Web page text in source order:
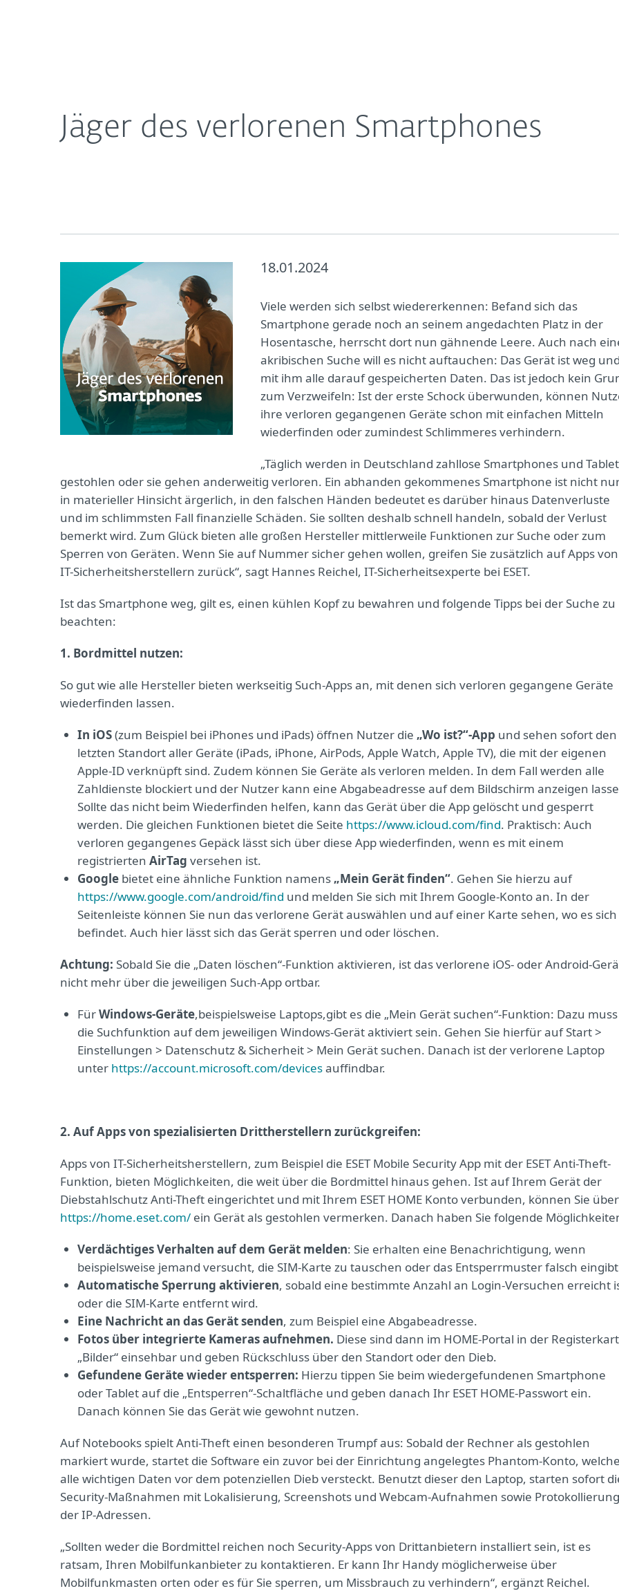
Jäger des verlorenen Smartphones
18.01.2024
Viele werden sich selbst wiedererkennen: Befand sich das
Smartphone gerade noch an seinem angedachten Platz in der
Hosentasche, herrscht dort nun gähnende Leere. Auch nach
akribischen Suche will es nicht auftauchen: Das Gerät ist weg
mit ihm alle darauf gespeicherten Daten. Das ist jedoch kein
zum Verzweifeln: Ist der erste Schock überwunden, können
ihre verloren gegangenen Geräte schon mit einfachen Mitteln
wiederfinden oder zumindest Schlimmeres verhindern.
„Täglich werden in Deutschland zahllose Smartphones und
gestohlen oder sie gehen anderweitig verloren. Ein abhanden gekommenes Smartphone ist nicht
in materieller Hinsicht ärgerlich, in den falschen Händen bedeutet es darüber hinaus Datenverluste
und im schlimmsten Fall finanzielle Schäden. Sie sollten deshalb schnell handeln, sobald der Verlust
bemerkt wird. Zum Glück bieten alle großen Hersteller mittlerweile Funktionen zur Suche oder zum
Sperren von Geräten. Wenn Sie auf Nummer sicher gehen wollen, greifen Sie zusätzlich auf Apps von
IT-Sicherheitsherstellern zurück“, sagt Hannes Reichel, IT-Sicherheitsexperte bei ESET.
Ist das Smartphone weg, gilt es, einen kühlen Kopf zu bewahren und folgende Tipps bei der Suche zu
beachten:
1. Bordmittel nutzen:
So gut wie alle Hersteller bieten werkseitig Such-Apps an, mit denen sich verloren gegangene Geräte
wiederfinden lassen.
In iOS(zum Beispiel bei iPhones und iPads) öffnen Nutzer die „Wo ist?“-App und sehen sofort den
letzten Standort aller Geräte (iPads, iPhone, AirPods, Apple Watch, Apple TV), die mit der eigenen
Apple-ID verknüpft sind. Zudem können Sie Geräte als verloren melden. In dem Fall werden alle
Zahldienste blockiert und der Nutzer kann eine Abgabeadresse auf dem Bildschirm anzeigen
Sollte das nicht beim Wiederfinden helfen, kann das Gerät über die App gelöscht und gesperrt
werden. Die gleichen Funktionen bietet die Seite https://www.icloud.com/find. Praktisch: Auch
verloren gegangenes Gepäck lässt sich über diese App wiederfinden, wenn es mit einem
registrierten AirTag versehen ist.
Google bietet eine ähnliche Funktion namens„Mein Gerät finden“. Gehen Sie hierzu auf
https://www.google.com/android/find und melden Sie sich mit Ihrem Google-Konto an. In der
Seitenleiste können Sie nun das verlorene Gerät auswählen und auf einer Karte sehen, wo es sich
befindet. Auch hier lässt sich das Gerät sperren und oder löschen.
Achtung: Sobald Sie die „Daten löschen“-Funktion aktivieren, ist das verlorene iOS- oder Android-
nicht mehr über die jeweiligen Such-App ortbar.
FürWindows-Geräte,beispielsweise Laptops,gibt es die „Mein Gerät suchen“-Funktion: Dazu muss
die Suchfunktion auf dem jeweiligen Windows-Gerät aktiviert sein. Gehen Sie hierfür auf Start >
Einstellungen > Datenschutz & Sicherheit > Mein Gerät suchen. Danach ist der verlorene Laptop
unter https://account.microsoft.com/devicesauffindbar.
2. Auf Apps von spezialisierten Drittherstellern zurückgreifen:
Apps von IT-Sicherheitsherstellern, zum Beispiel die ESET Mobile Security App mit der ESET Anti-Theft-
Funktion, bieten Möglichkeiten, die weit über die Bordmittel hinaus gehen. Ist auf Ihrem Gerät der
Diebstahlschutz Anti-Theft eingerichtet und mit Ihrem ESET HOME Konto verbunden, können Sie über
https://home.eset.com/ ein Gerät als gestohlen vermerken. Danach haben Sie folgende
Verdächtiges Verhalten auf dem Gerät melden: Sie erhalten eine Benachrichtigung, wenn
beispielsweise jemand versucht, die SIM-Karte zu tauschen oder das Entsperrmuster falsch
Automatische Sperrung aktivieren, sobald eine bestimmte Anzahl an Login-Versuchen erreicht
oder die SIM-Karte entfernt wird.
Eine Nachricht an das Gerät senden, zum Beispiel eine Abgabeadresse.
Fotos über integrierte Kameras aufnehmen. Diese sind dann im HOME-Portal in der
„Bilder“ einsehbar und geben Rückschluss über den Standort oder den Dieb.
Gefundene Geräte wieder entsperren: Hierzu tippen Sie beim wiedergefundenen Smartphone
oder Tablet auf die „Entsperren“-Schaltfläche und geben danach Ihr ESET HOME-Passwort ein.
Danach können Sie das Gerät wie gewohnt nutzen.
Auf Notebooks spielt Anti-Theft einen besonderen Trumpf aus: Sobald der Rechner als gestohlen
markiert wurde, startet die Software ein zuvor bei der Einrichtung angelegtes Phantom-Konto,
alle wichtigen Daten vor dem potenziellen Dieb versteckt. Benutzt dieser den Laptop, starten sofort
Security-Maßnahmen mit Lokalisierung, Screenshots und Webcam-Aufnahmen sowie Protokollierung
der IP-Adressen.
„Sollten weder die Bordmittel reichen noch Security-Apps von Drittanbietern installiert sein, ist es
ratsam, Ihren Mobilfunkanbieter zu kontaktieren. Er kann Ihr Handy möglicherweise über
Mobilfunkmasten orten oder es für Sie sperren, um Missbrauch zu verhindern“, ergänzt Reichel.